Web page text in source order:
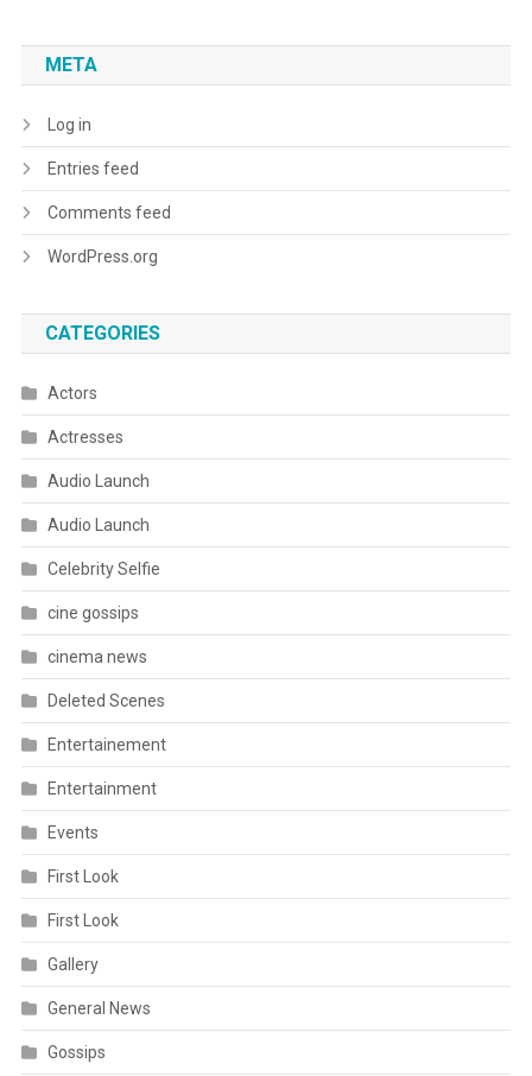
META
Log in
Entries feed
Comments feed
WordPress.org
CATEGORIES
Actors
Actresses
Audio Launch
Audio Launch
Celebrity Selfie
cine gossips
cinema news
Deleted Scenes
Entertainement
Entertainment
Events
First Look
First Look
Gallery
General News
Gossips